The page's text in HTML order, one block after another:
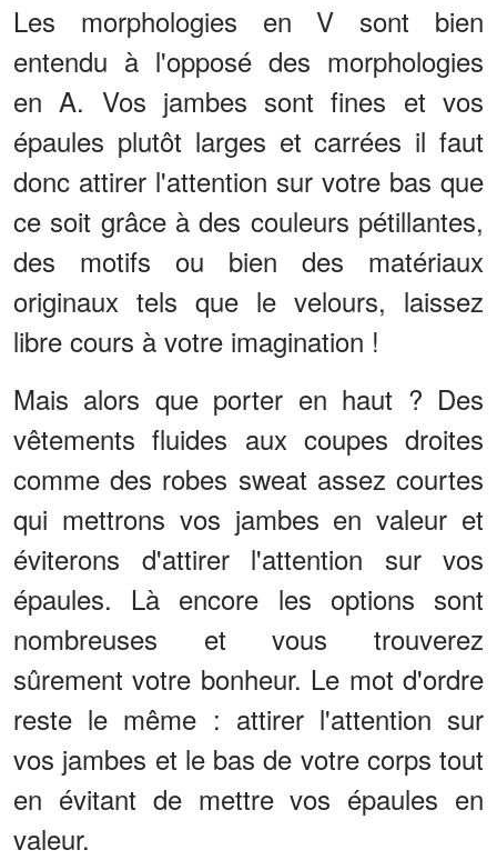
Les morphologies en V sont bien
entendu à l'opposé des morphologies
en A. Vos jambes sont fines et vos
épaules plutôt larges et carrées il faut
donc attirer l'attention sur votre bas que
ce soit grâce à des couleurs pétillantes,
des motifs ou bien des matériaux
originaux tels que le velours, laissez
libre cours à votre imagination !
Mais alors que porter en haut ? Des
vêtements fluides aux coupes droites
comme des robes sweat assez courtes
qui mettrons vos jambes en valeur et
éviterons d'attirer l'attention sur vos
épaules. Là encore les options sont
nombreuses et vous trouverez
sûrement votre bonheur. Le mot d'ordre
reste le même : attirer l'attention sur
vos jambes et le bas de votre corps tout
en évitant de mettre vos épaules en
valeur.